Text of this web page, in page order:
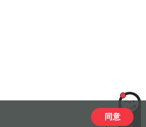
LiLi
同意